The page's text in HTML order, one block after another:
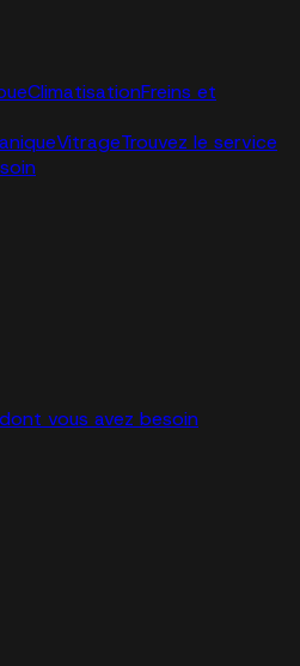
ClimatisationFreins et
VitrageTrouvez le service
vous avez besoin